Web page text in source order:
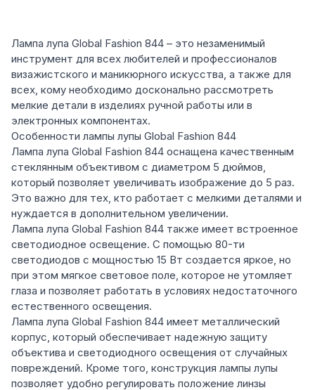
Лампа лупа Global Fashion 844 – это незаменимый
инструмент для всех любителей и профессионалов
визажистского и маникюрного искусства, а также для
всех, кому необходимо досконально рассмотреть
мелкие детали в изделиях ручной работы или в
электронных компонентах.
Особенности лампы лупы Global Fashion 844
Лампа лупа Global Fashion 844 оснащена качественным
стеклянным объективом с диаметром 5 дюймов,
который позволяет увеличивать изображение до 5 раз.
Это важно для тех, кто работает с мелкими деталями и
нуждается в дополнительном увеличении.
Лампа лупа Global Fashion 844 также имеет встроенное
светодиодное освещение. С помощью 80-ти
светодиодов с мощностью 15 Вт создается яркое, но
при этом мягкое световое поле, которое не утомляет
глаза и позволяет работать в условиях недостаточного
естественного освещения.
Лампа лупа Global Fashion 844 имеет металлический
корпус, который обеспечивает надежную защиту
объектива и светодиодного освещения от случайных
повреждений. Кроме того, конструкция лампы лупы
позволяет удобно регулировать положение линзы